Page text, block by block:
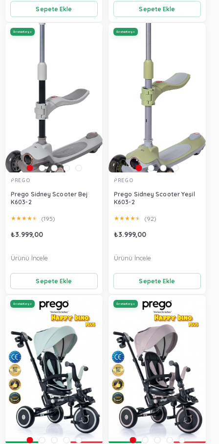
Sepete Ekle Sepete Ekle
PREGO
Prego Sidney Scooter Bej
K603-2
★★★★★ (195)
₺3.999,00
Sepete Ekle
Ürünü İncele
Ücretsiz Kargo
PREGO
Prego Sidney Scooter Yeşil
K603-2
★★★★★ (92)
₺3.999,00
Sepete Ekle
Ürünü İncele
Ücretsiz Kargo
Ücretsiz Kargo Ücretsiz Kargo